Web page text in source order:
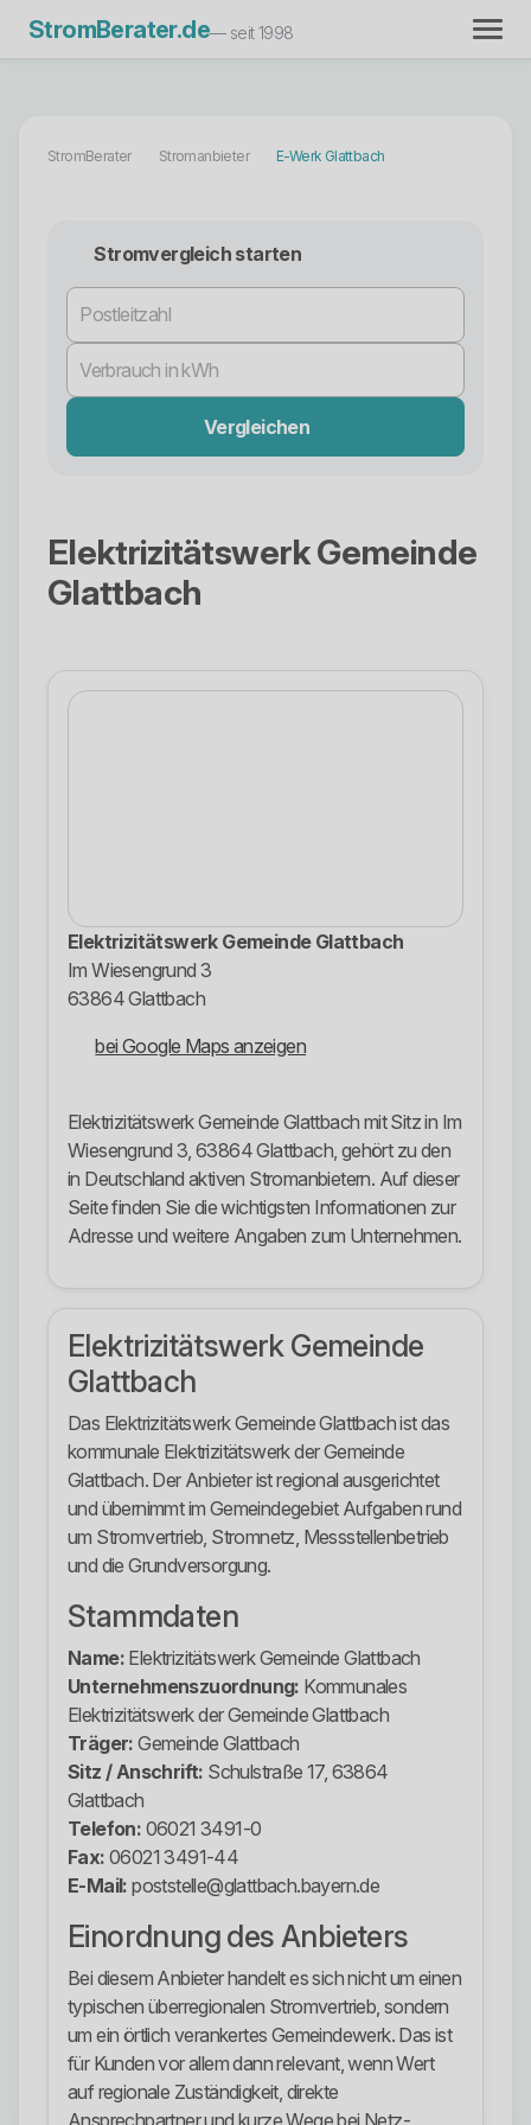
StromBerater.de— seit 1998
StromBerater Stromanbieter E-Werk Glattbach
Stromvergleich starten
Vergleichen
Elektrizitätswerk Gemeinde
Glattbach
Elektrizitätswerk Gemeinde Glattbach
Im Wiesengrund 3
63864 Glattbach
bei Google Maps anzeigen
Elektrizitätswerk Gemeinde Glattbach mit Sitz in Im
Wiesengrund 3, 63864 Glattbach, gehört zu den
in Deutschland aktiven Stromanbietern. Auf dieser
Seite finden Sie die wichtigsten Informationen zur
Adresse und weitere Angaben zum Unternehmen.
Elektrizitätswerk Gemeinde
Glattbach
Das Elektrizitätswerk Gemeinde Glattbach ist das
kommunale Elektrizitätswerk der Gemeinde
Glattbach. Der Anbieter ist regional ausgerichtet
und übernimmt im Gemeindegebiet Aufgaben rund
um Stromvertrieb, Stromnetz, Messstellenbetrieb
und die Grundversorgung.
Stammdaten
Name: Elektrizitätswerk Gemeinde Glattbach
Unternehmenszuordnung: Kommunales
Elektrizitätswerk der Gemeinde Glattbach
Träger: Gemeinde Glattbach
Sitz / Anschrift: Schulstraße 17, 63864
Glattbach
Telefon: 06021 3491-0
Fax: 06021 3491-44
E-Mail: poststelle@glattbach.bayern.de
Einordnung des Anbieters
Bei diesem Anbieter handelt es sich nicht um einen
typischen überregionalen Stromvertrieb, sondern
um ein örtlich verankertes Gemeindewerk. Das ist
für Kunden vor allem dann relevant, wenn Wert
auf regionale Zuständigkeit, direkte